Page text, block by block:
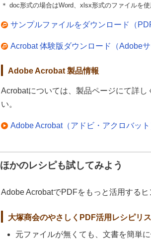
＊ doc形式の場合はWord、xlsx形式のファイルを
サンプルファイルをダウンロード（
Acrobat 体験版ダウンロード（Adobeサ
Adobe Acrobat 製品情報
Acrobatについては、製品ページにて詳
い。
Adobe Acrobat（アドビ・アクロバット
ほかのレシピも試してみよう
Adobe AcrobatでPDFをもっと活用する
大塚商会のやさしくPDF活用レシピリ
元ファイルが無くても、文書を簡単